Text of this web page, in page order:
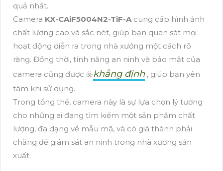
quả nhất.
Camera KX-CAiF5004N2-TiF-A cung cấp hình ảnh
chất lượng cao và sắc nét, giúp bạn quan sát mọi
hoạt động diễn ra trong nhà xưởng một cách rõ
ràng. Đồng thời, tính năng an ninh và bảo mật của
camera cũng được ☣️khẳng định , giúp bạn yên
tâm khi sử dụng.
Trong tổng thể, camera này là sự lựa chọn lý tưởng
cho những ai đang tìm kiếm một sản phẩm chất
lượng, đa dạng về mẫu mã, và có giá thành phải
chăng để giám sát an ninh trong nhà xưởng sản
xuất.